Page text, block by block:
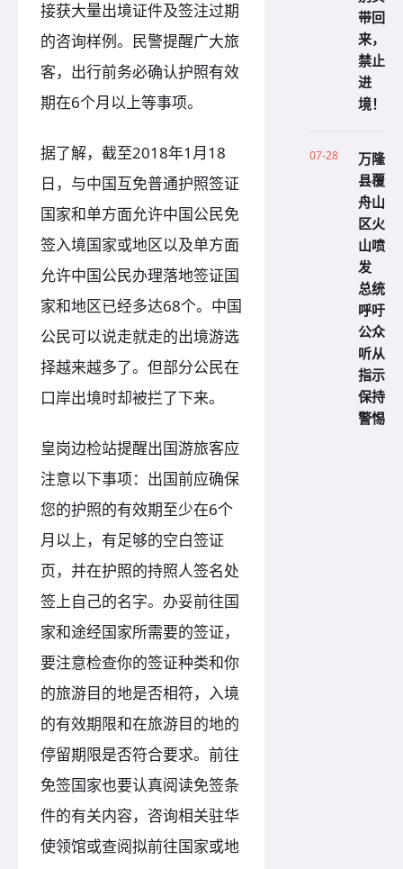
接获大量出境证件及签注过期
的咨询样例。民警提醒广大旅
客，出行前务必确认护照有效
期在6个月以上等事项。
据了解，截至2018年1月18
日，与中国互免普通护照签证
国家和单方面允许中国公民免
签入境国家或地区以及单方面
允许中国公民办理落地签证国
家和地区已经多达68个。中国
公民可以说走就走的出境游选
择越来越多了。但部分公民在
口岸出境时却被拦了下来。
皇岗边检站提醒出国游旅客应
注意以下事项：出国前应确保
您的护照的有效期至少在6个
月以上，有足够的空白签证
页，并在护照的持照人签名处
签上自己的名字。办妥前往国
家和途经国家所需要的签证，
要注意检查你的签证种类和你
的旅游目的地是否相符，入境
的有效期限和在旅游目的地的
停留期限是否符合要求。前往
免签国家也要认真阅读免签条
件的有关内容，咨询相关驻华
使领馆或查阅拟前往国家或地
带回
来，
禁止
进
境！
07-28
万隆
县覆
舟山
区火
山喷
发
总统
呼吁
公众
听从
指示
保持
警惕